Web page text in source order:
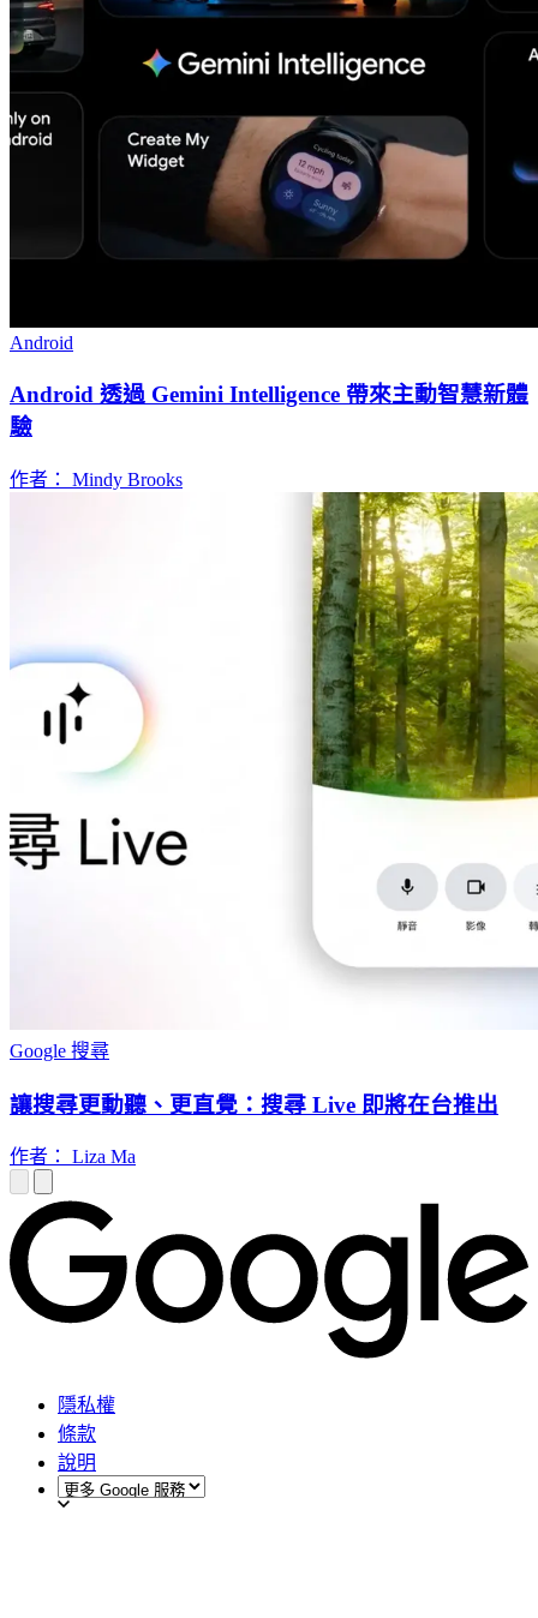
Android
Android 透過 Gemini Intelligence 帶來主動智慧新體
驗
作者： Mindy Brooks
Google 搜尋
讓搜尋更動聽、更直覺：搜尋 Live 即將在台推出
作者： Liza Ma
隱私權
條款
說明